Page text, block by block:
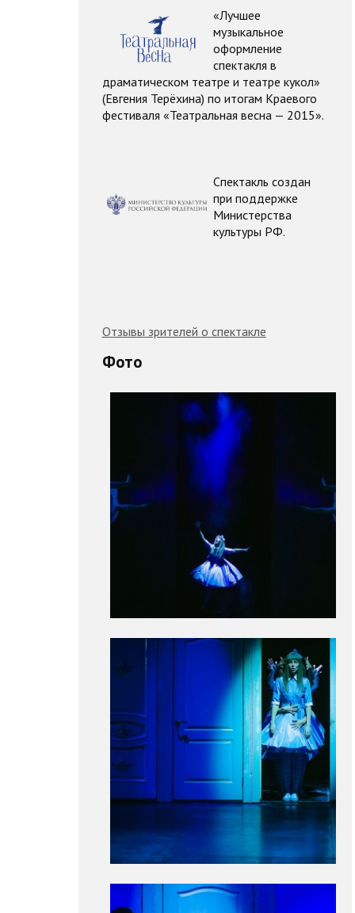
«Лучшее
музыкальное
оформление
спектакля в
драматическом театре и театре кукол»
(Евгения Терёхина) по итогам Краевого
фестиваля «Театральная весна — 2015».
Спектакль создан
при поддержке
Министерства
культуры РФ.
Отзывы зрителей о спектакле
Фото